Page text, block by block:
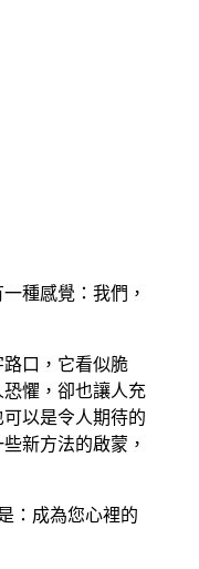
種感覺：我們，
口，它看似脆
懼，卻也讓人充
以是令人期待的
新方法的啟蒙，
：成為您心裡的